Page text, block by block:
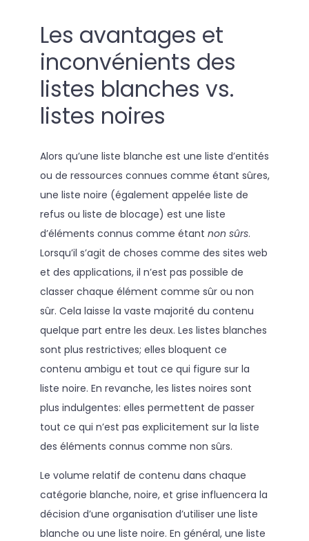
Les avantages et
inconvénients des
listes blanches vs.
listes noires
Alors qu’une liste blanche est une liste d’entités
ou de ressources connues comme étant sûres,
une liste noire (également appelée liste de
refus ou liste de blocage) est une liste
d’éléments connus comme étant non sûrs.
Lorsqu’il s’agit de choses comme des sites web
et des applications, il n’est pas possible de
classer chaque élément comme sûr ou non
sûr. Cela laisse la vaste majorité du contenu
quelque part entre les deux. Les listes blanches
sont plus restrictives; elles bloquent ce
contenu ambigu et tout ce qui figure sur la
liste noire. En revanche, les listes noires sont
plus indulgentes: elles permettent de passer
tout ce qui n’est pas explicitement sur la liste
des éléments connus comme non sûrs.
Le volume relatif de contenu dans chaque
catégorie blanche, noire, et grise influencera la
décision d’une organisation d’utiliser une liste
blanche ou une liste noire. En général, une liste